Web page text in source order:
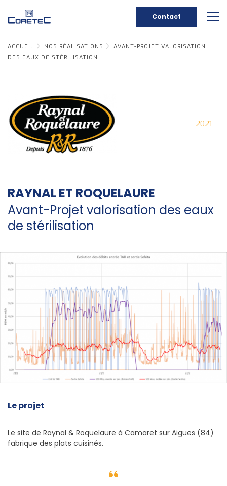
Contact
ACCUEIL NOS RÉALISATIONS
AVANT-PROJET VALORISATION
DES EAUX DE STÉRILISATION
2021
RAYNAL ET ROQUELAURE
Avant-Projet valorisation des eaux
de stérilisation
Le projet
Le site de Raynal & Roquelaure à Camaret sur Aigues (84)
fabrique des plats cuisinés.